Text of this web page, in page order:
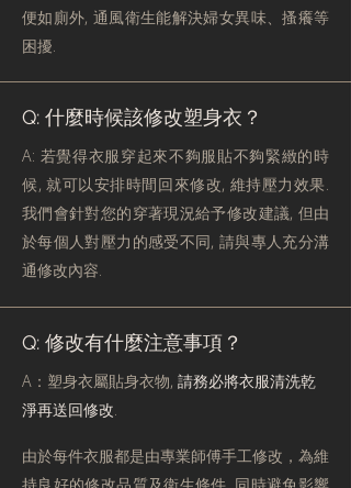
便如廁外, 通風衛生能解決婦女異味、搔癢等
困擾.
Q: 什麼時候該修改塑身衣？
A: 若覺得衣服穿起來不夠服貼不夠緊緻的時
候, 就可以安排時間回來修改, 維持壓力效果.
我們會針對您的穿著現況給予修改建議, 但由
於每個人對壓力的感受不同, 請與專人充分溝
通修改內容.
Q: 修改有什麼注意事項？
A：塑身衣屬貼身衣物, 請務必將衣服清洗乾
淨再送回修改.
由於每件衣服都是由專業師傅手工修改，為維